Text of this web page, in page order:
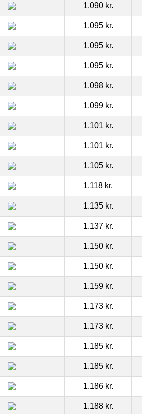
1.090 kr.
1.095 kr.
1.095 kr.
1.095 kr.
1.098 kr.
1.099 kr.
1.101 kr.
1.101 kr.
1.105 kr.
1.118 kr.
1.135 kr.
1.137 kr.
1.150 kr.
1.150 kr.
1.159 kr.
1.173 kr.
1.173 kr.
1.185 kr.
1.185 kr.
1.186 kr.
1.188 kr.